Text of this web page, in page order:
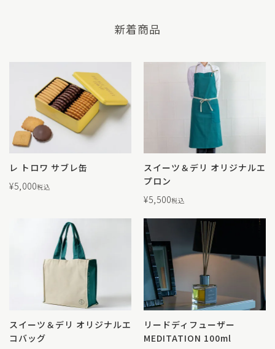
新着商品
レ トロワ サブレ缶
¥5,000税込
スイーツ＆デリ オリジナルエ
プロン
¥5,500税込
スイーツ＆デリ オリジナルエ
コバッグ
リードディフューザー
MEDITATION 100ml